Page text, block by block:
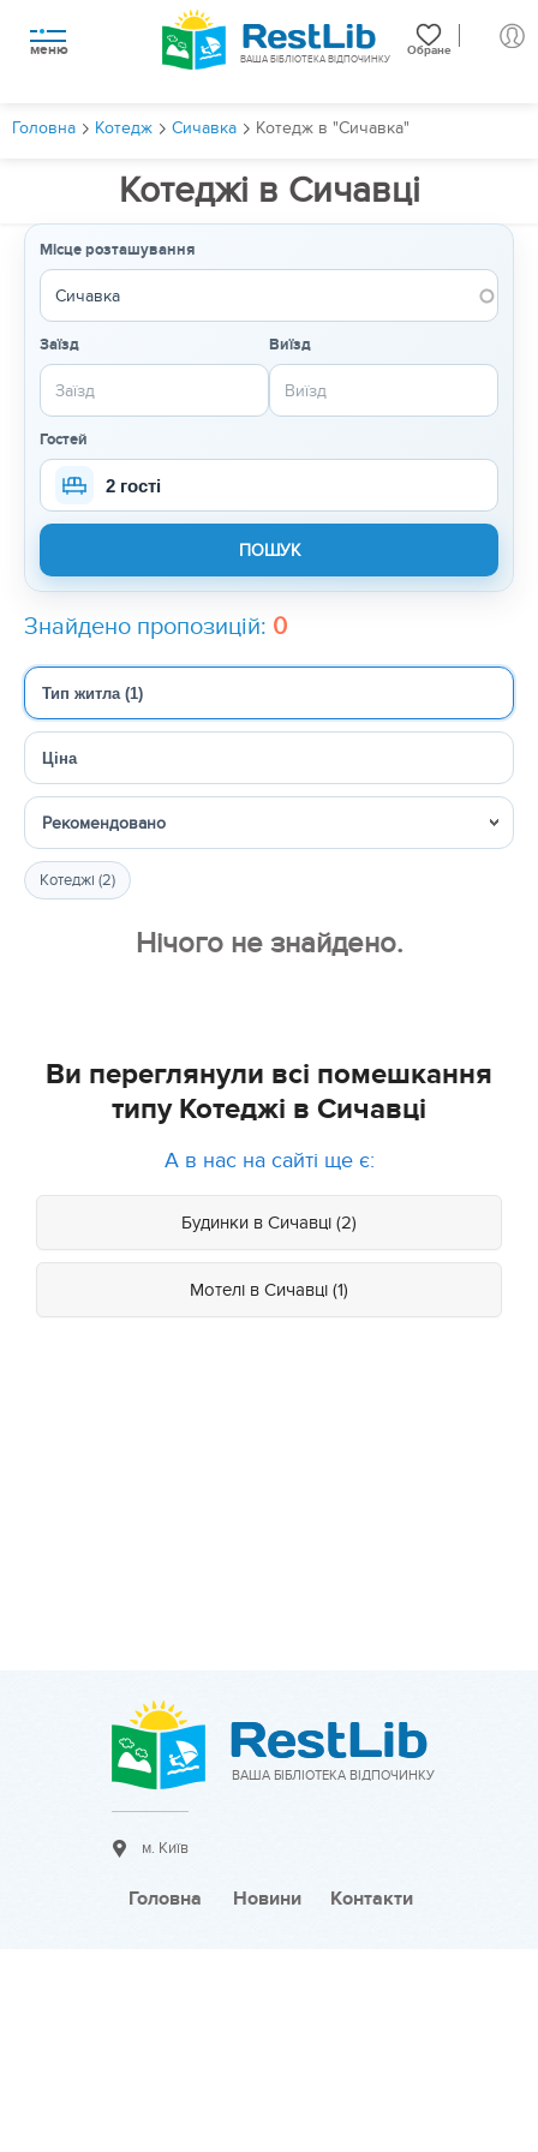
меню Обране
ВАША БІБЛІОТЕКА ВІДПОЧИНКУ
Головна Котедж Сичавка Котедж в "Сичавка"
Котеджі в Сичавці
Місце розташування
Заїзд Виїзд
Гостей
2 гості
Знайдено пропозицій: 0
Тип житла (1)
Ціна
Сортувати
Котеджі (2)
Нічого не знайдено.
Ви переглянули всі помешкання
типу Котеджі в Сичавці
А в нас на сайті ще є:
Будинки в Сичавці (2)
Мотелі в Сичавці (1)
ВАША БІБЛІОТЕКА ВІДПОЧИНКУ
м. Київ
Головна Новини Контакти